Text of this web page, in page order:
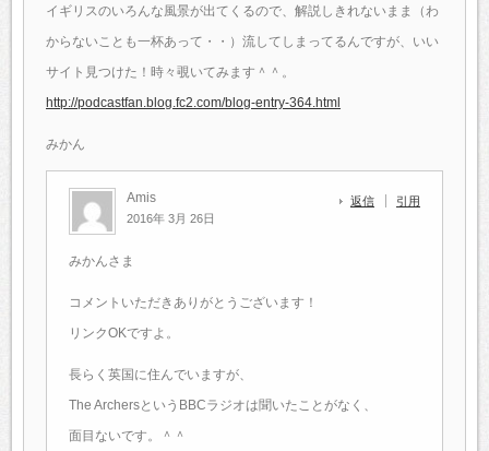
イギリスのいろんな風景が出てくるので、解説しきれないまま（わ
からないことも一杯あって・・）流してしまってるんですが、いい
サイト見つけた！時々覗いてみます＾＾。
http://podcastfan.blog.fc2.com/blog-entry-364.html
みかん
Amis
2016年 3月 26日
返信 引用
みかんさま
コメントいただきありがとうございます！
リンクOKですよ。
長らく英国に住んでいますが、
The ArchersというBBCラジオは聞いたことがなく、
面目ないです。＾＾